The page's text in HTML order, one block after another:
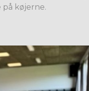
køjerne.